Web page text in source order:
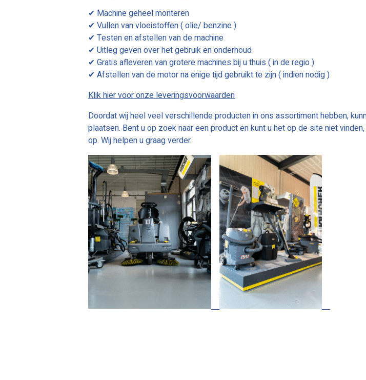
✔ Machine geheel monteren
✔ Vullen van vloeistoffen ( olie/ benzine )
✔ Testen en afstellen van de machine
✔ Uitleg geven over het gebruik en onderhoud
✔ Gratis afleveren van grotere machines bij u thuis ( in de regio )
✔ Afstellen van de motor na enige tijd gebruikt te zijn ( indien nodig )
Klik hier voor onze leveringsvoorwaarden
Doordat wij heel veel verschillende producten in ons assortiment hebben,
plaatsen. Bent u op zoek naar een product en kunt u het op de site niet
op. Wij helpen u graag verder.